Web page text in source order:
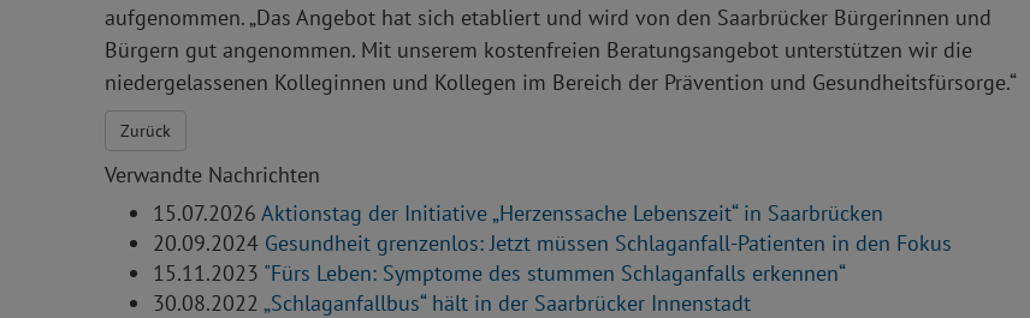
aufgenommen. „Das Angebot hat sich etabliert und wird von den Saarbrücker Bürgerinnen und
Bürgern gut angenommen. Mit unserem kostenfreien Beratungsangebot unterstützen wir die
niedergelassenen Kolleginnen und Kollegen im Bereich der Prävention und Gesundheitsfürsorge.“
Zurück
Verwandte Nachrichten
15.07.2026 Aktionstag der Initiative „Herzenssache Lebenszeit“ in Saarbrücken
20.09.2024 Gesundheit grenzenlos: Jetzt müssen Schlaganfall-Patienten in den Fokus
15.11.2023 "Fürs Leben: Symptome des stummen Schlaganfalls erkennen“
30.08.2022 „Schlaganfallbus“ hält in der Saarbrücker Innenstadt